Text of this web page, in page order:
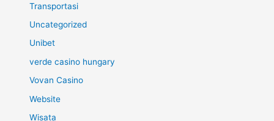
Transportasi
Uncategorized
Unibet
verde casino hungary
Vovan Casino
Website
Wisata